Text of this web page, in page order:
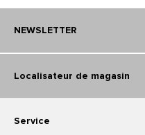
NEWSLETTER
Localisateur de magasin
Service